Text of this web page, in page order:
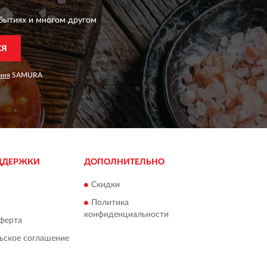
и многом другом
SAMURA
соглашение
ДОПОЛНИТЕЛЬНО
Скидки
Политика
конфиденциальности